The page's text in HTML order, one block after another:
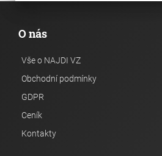
O nás
Vše o NAJDI VZ
Obchodní podmínky
GDPR
Ceník
Kontakty